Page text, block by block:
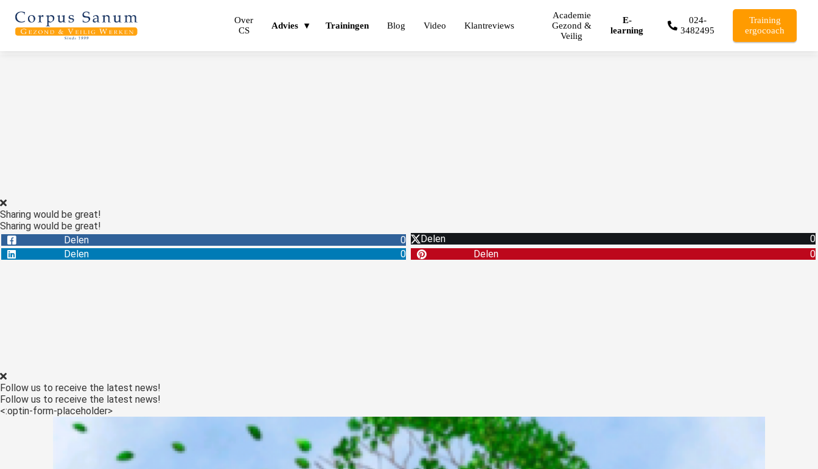
Over
CS
Advies Trainingen Blog Video Klantreviews
Academie
Gezond &
Veilig
E-
learning
024-
3482495
Training
ergocoach
Sharing would be great!
Sharing would be great!
Delen
0 Delen
0
Delen
0 Delen 0
Follow us to receive the latest news!
Follow us to receive the latest news!
<:optin-form-placeholder>